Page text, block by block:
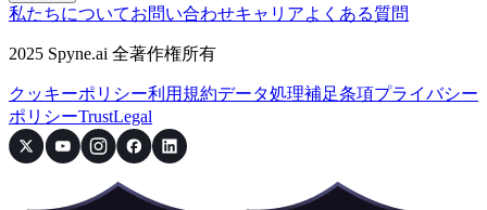
私たちについてお問い合わせキャリアよくある質問
2025 Spyne.ai 全著作権所有
クッキーポリシー利用規約データ処理補足条項プライバシー
ポリシーTrustLegal